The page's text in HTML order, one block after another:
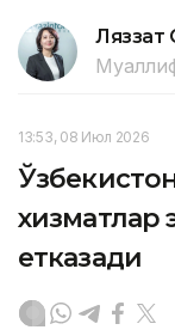
Ляззат
13:53, 08 Июл 2026
хизматлар
етказади